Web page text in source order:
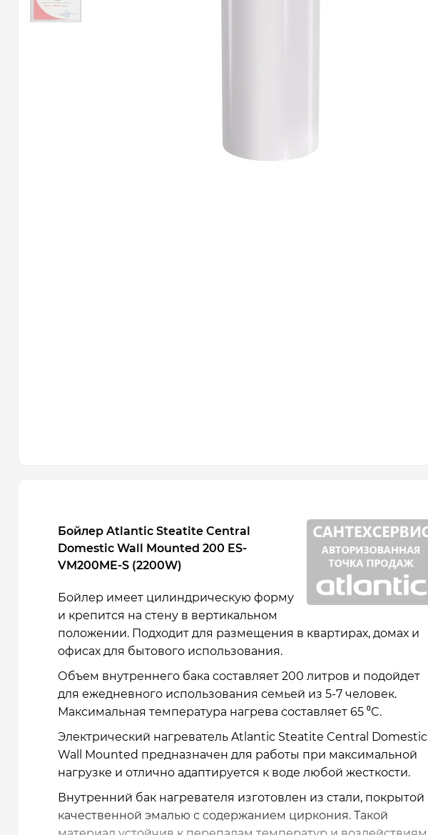
Бойлер Atlantic Steatite Central
Domestic Wall Mounted 200 ES-
VM200ME-S (2200W)
Бойлер имеет цилиндрическую форму
и крепится на стену в вертикальном
положении. Подходит для размещения в квартирах, домах и
офисах для бытового использования.
Объем внутреннего бака составляет 200 литров и подойдет
для ежедневного использования семьей из 5-7 человек.
Максимальная температура нагрева составляет 65 ⁰C.
Электрический нагреватель Atlantic Steatite Central Domestic
Wall Mounted предназначен для работы при максимальной
нагрузке и отлично адаптируется к воде любой жесткости.
Внутренний бак нагревателя изготовлен из стали, покрытой
качественной эмалью с содержанием циркония. Такой